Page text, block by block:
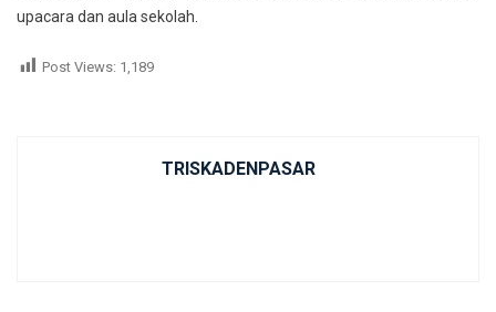
upacara dan aula sekolah.
Post Views: 1,189
TRISKADENPASAR